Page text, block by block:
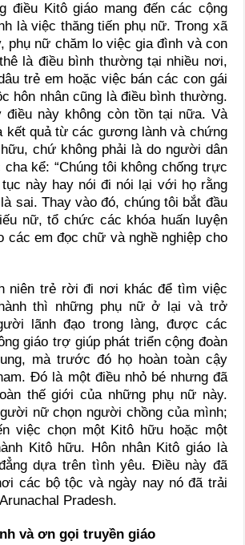
điều Kitô giáo mang đến các cộng
là việc thăng tiến phụ nữ. Trong xã
phụ nữ chăm lo việc gia đình và con
là điều bình thường tại nhiều nơi,
trẻ em hoặc việc bán các con gái
hôn nhân cũng là điều bình thường.
điều này không còn tồn tại nữa. Và
kết quả từ các gương lành và chứng
chứ không phải là do người dân
kể: “Chúng tôi không chống trực
này hay nói đi nói lại với họ rằng
sai. Thay vào đó, chúng tôi bắt đầu
nữ, tổ chức các khóa huấn luyện
các em đọc chữ và nghề nghiệp cho
niên trẻ rời đi nơi khác để tìm việc
thì những phụ nữ ở lại và trở
lãnh đạo trong làng, được các
giáo trợ giúp phát triển cộng đoàn
mà trước đó họ hoàn toàn cậy
Đó là một điều nhỏ bé nhưng đã
thế giới của những phụ nữ này.
nữ chọn người chồng của mình;
việc chọn một Kitô hữu hoặc một
Kitô hữu. Hôn nhân Kitô giáo là
dựa trên tình yêu. Điều này đã
các bộ tộc và ngày nay nó đã trải
Pradesh.
và ơn gọi truyền giáo